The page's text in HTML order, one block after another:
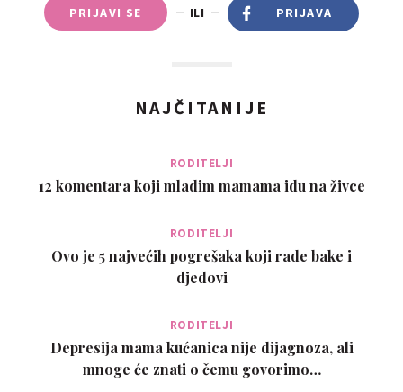
PRIJAVI SE ILI PRIJAVA
NAJČITANIJE
RODITELJI
12 komentara koji mladim mamama idu na živce
RODITELJI
Ovo je 5 najvećih pogrešaka koji rade bake i
djedovi
RODITELJI
Depresija mama kućanica nije dijagnoza, ali
mnoge će znati o čemu govorimo…